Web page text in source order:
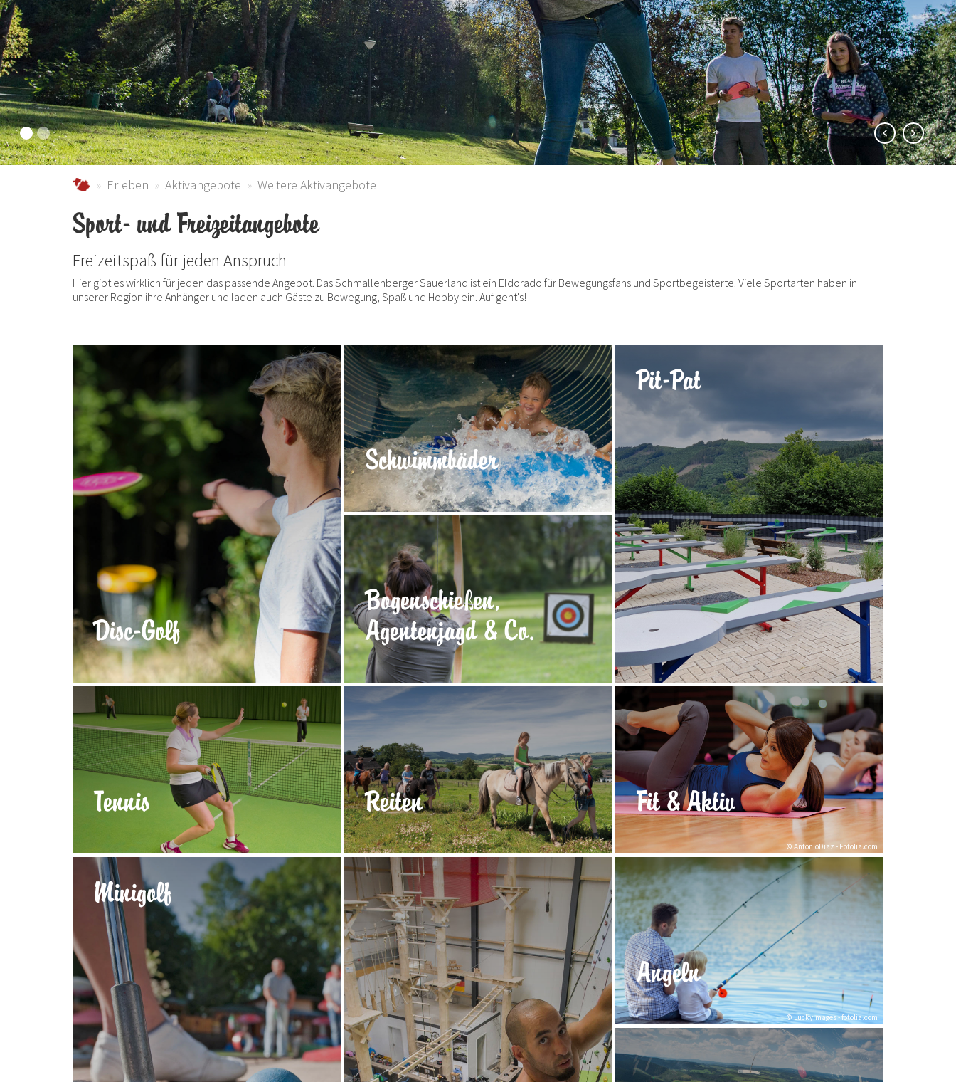
schmallenberger-sauerland.de
Erleben Aktivangebote Weitere Aktivangebote
Sport- und Freizeitangebote
Freizeitspaß für jeden Anspruch
Hier gibt es wirklich für jeden das passende Angebot. Das Schmallenberger Sauerland ist ein Eldorado für Bewegungsfans und Sportbegeisterte. Viele Sportarten haben in
unserer Region ihre Anhänger und laden auch Gäste zu Bewegung, Spaß und Hobby ein. Auf geht's!
Disc-Golf
Schwimmbäder
Pit-Pat
Bogenschießen,
Agentenjagd & Co.
Tennis Reiten
© AntonioDiaz - Fotolia.com
Fit & Aktiv
Minigolf
© LuckyImages - fotolia.com
Angeln